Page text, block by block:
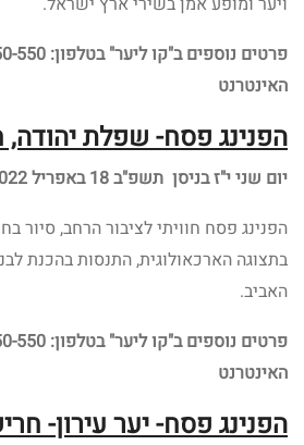
פרטים נוספים
האינטרנט
הפנינג פסח- שפלת יהודה,
יום שני י"ז בניסן תשפ"ב 18 באפריל 2022
הפנינג פסח חוויתי לציבור הרחב, סיור
בתצוגה הארכאולוגית, התנסות בהכנת
האביב.
פרטים נוספים
האינטרנט
הפנינג פסח- יער עירון-